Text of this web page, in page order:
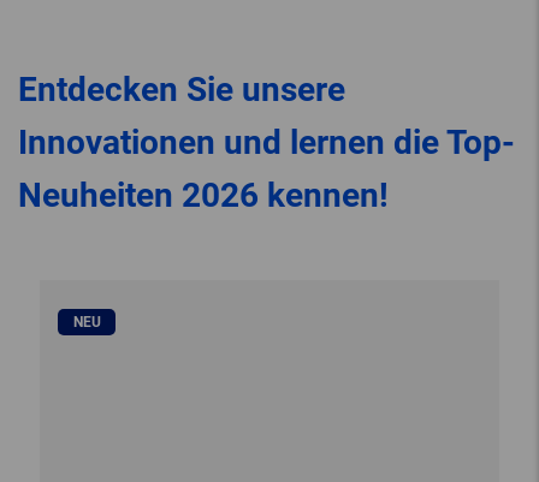
Entdecken Sie unsere
Innovationen und lernen die Top-
Neuheiten 2026 kennen!
NEU